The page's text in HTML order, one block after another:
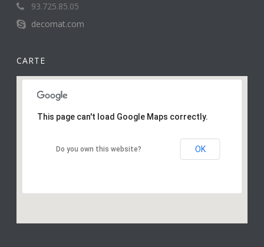
93.725.85.05
decomat.com
CARTE
This page can't load Google Maps correctly.
Do you own this website? OK